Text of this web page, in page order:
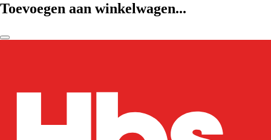
Toevoegen aan winkelwagen...